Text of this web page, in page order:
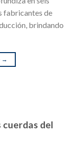
fabricantes de
brindando
→
del